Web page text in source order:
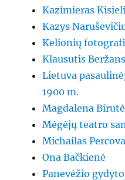
Kazimieras
Kazys
Kelionių
Klausutis
Lietuva
1900 m.
Magdalena
Mėgėjų teatro
Michailas
Ona Bačkienė
Panevėžio